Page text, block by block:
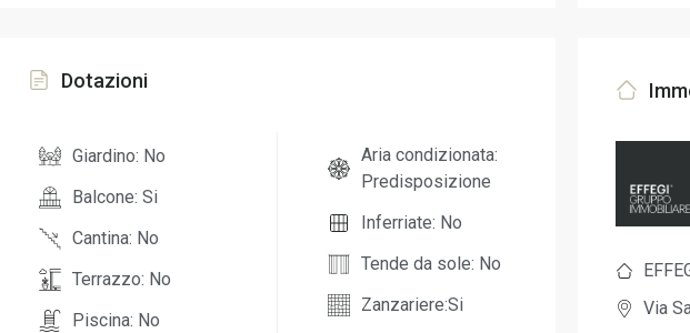
Dotazioni
Giardino: No
Balcone: Si
Cantina: No
Terrazzo: No
Piscina: No
Aria condizionata:
Predisposizione
Inferriate: No
Tende da sole: No
Zanzariere:Si
Via